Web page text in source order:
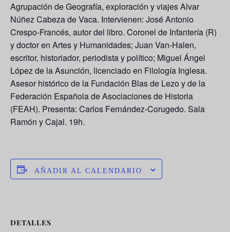
Agrupación de Geografía, exploración y viajes Alvar
Núñez Cabeza de Vaca. Intervienen: José Antonio
Crespo-Francés, autor del libro. Coronel de Infantería (R)
y doctor en Artes y Humanidades; Juan Van-Halen,
escritor, historiador, periodista y político; Miguel Ángel
López de la Asunción, licenciado en Filología Inglesa.
Asesor histórico de la Fundación Blas de Lezo y de la
Federación Española de Asociaciones de Historia
(FEAH). Presenta: Carlos Fernández-Corugedo. Sala
Ramón y Cajal. 19h.
AÑADIR AL CALENDARIO
DETALLES